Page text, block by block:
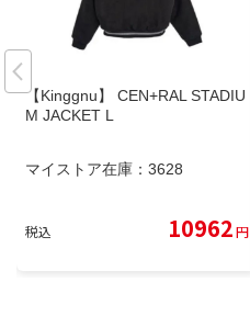
【Kinggnu】 CEN+RAL STADIU
M JACKET L
マイストア在庫： 3628
税込 10962円